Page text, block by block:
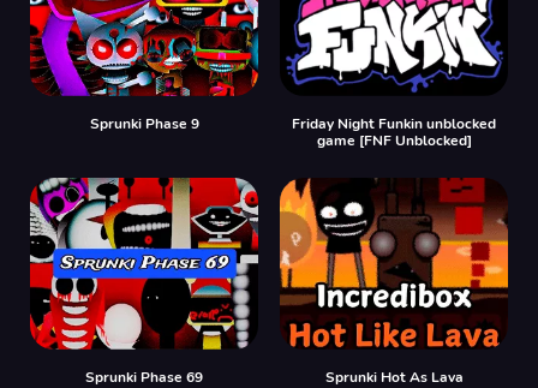
Sprunki Phase 9
Friday Night Funkin unblocked
game [FNF Unblocked]
Sprunki Phase 69 Sprunki Hot As Lava